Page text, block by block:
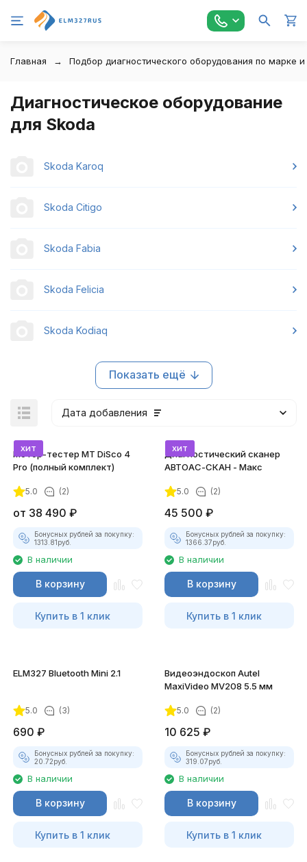
Главная Подбор диагностического оборудования по марке
Диагностическое оборудование
для Skoda
Skoda Karoq
Skoda Citigo
Skoda Fabia
Skoda Felicia
Skoda Kodiaq
Показать ещё
Дата добавления
хит
Мотор-тестер MT DiSco 4
Pro (полный комплект)
5.0 (2)
от 38 490 ₽
Бонусных рублей за покупку:
1313.81руб.
В наличии
В корзину
Купить в 1 клик
хит
Диагностический сканер
АВТОАС-СКАН - Макс
5.0 (2)
45 500 ₽
Бонусных рублей за покупку:
1366.37руб.
В наличии
В корзину
Купить в 1 клик
ELM327 Bluetooth Mini 2.1
5.0 (3)
690 ₽
Бонусных рублей за покупку:
20.72руб.
В наличии
В корзину
Купить в 1 клик
Видеоэндоскоп Autel
MaxiVideo MV208 5.5 мм
5.0 (2)
10 625 ₽
Бонусных рублей за покупку:
319.07руб.
В наличии
В корзину
Купить в 1 клик